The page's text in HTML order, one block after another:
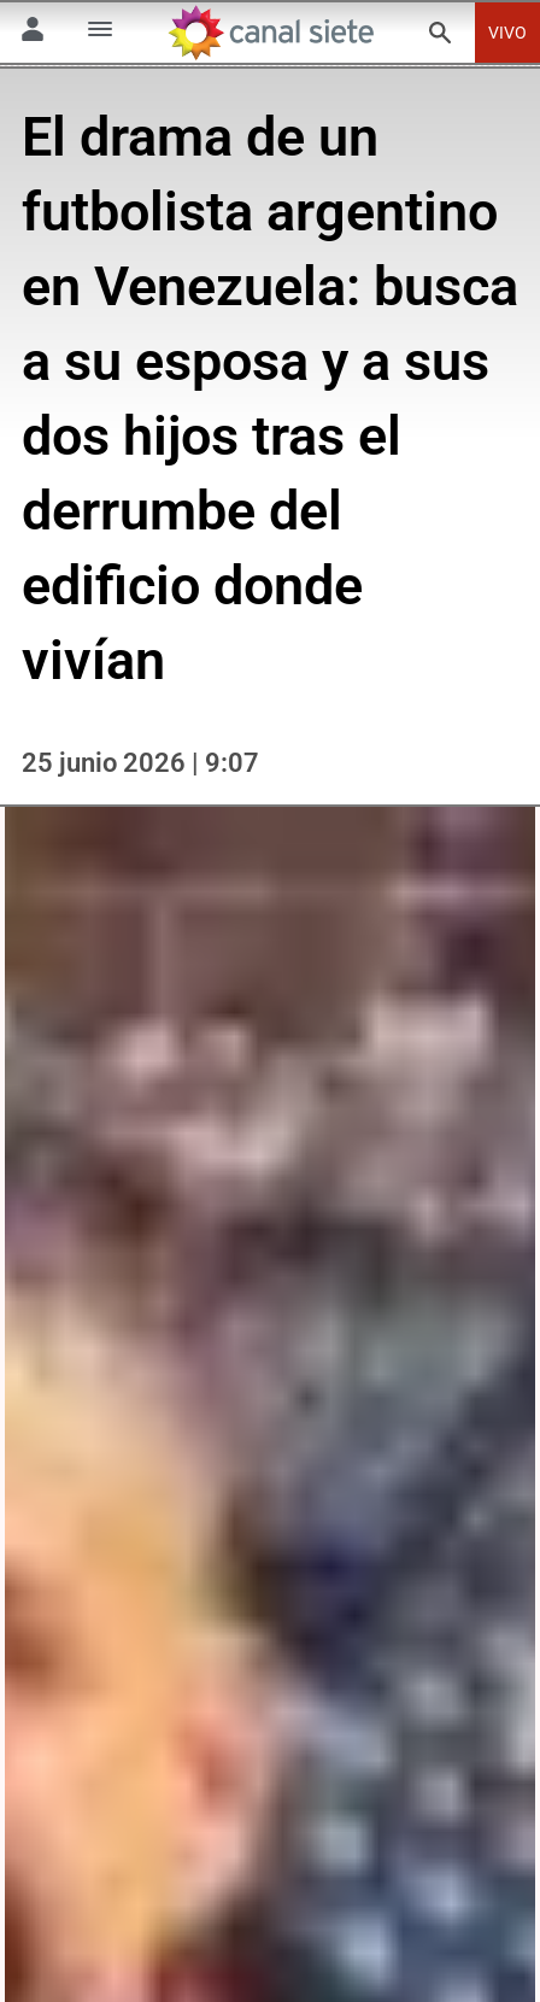
VIVO
El drama de un
futbolista argentino
en Venezuela: busca
a su esposa y a sus
dos hijos tras el
derrumbe del
edificio donde
vivían
25 junio 2026 | 9:07